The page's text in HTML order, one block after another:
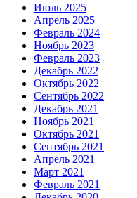
Июль 2025
Апрель 2025
Февраль 2024
Ноябрь 2023
Февраль 2023
Декабрь 2022
Октябрь 2022
Сентябрь 2022
Декабрь 2021
Ноябрь 2021
Октябрь 2021
Сентябрь 2021
Апрель 2021
Март 2021
Февраль 2021